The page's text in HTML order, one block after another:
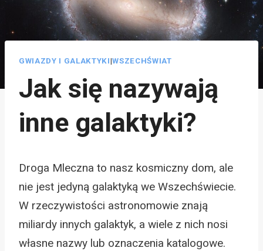
GWIAZDY I GALAKTYKI|WSZECHŚWIAT
Jak się nazywają
inne galaktyki?
Droga Mleczna to nasz kosmiczny dom, ale
nie jest jedyną galaktyką we Wszechświecie.
W rzeczywistości astronomowie znają
miliardy innych galaktyk, a wiele z nich nosi
własne nazwy lub oznaczenia katalogowe.